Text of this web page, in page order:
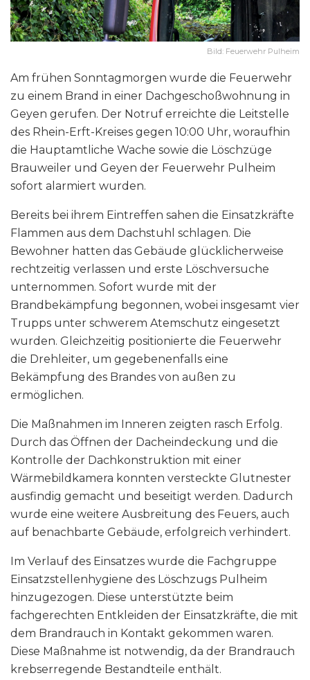
Bild: Feuerwehr Pulheim
Am frühen Sonntagmorgen wurde die Feuerwehr
zu einem Brand in einer Dachgeschoßwohnung in
Geyen gerufen. Der Notruf erreichte die Leitstelle
des Rhein-Erft-Kreises gegen 10:00 Uhr, woraufhin
die Hauptamtliche Wache sowie die Löschzüge
Brauweiler und Geyen der Feuerwehr Pulheim
sofort alarmiert wurden.
Bereits bei ihrem Eintreffen sahen die Einsatzkräfte
Flammen aus dem Dachstuhl schlagen. Die
Bewohner hatten das Gebäude glücklicherweise
rechtzeitig verlassen und erste Löschversuche
unternommen. Sofort wurde mit der
Brandbekämpfung begonnen, wobei insgesamt vier
Trupps unter schwerem Atemschutz eingesetzt
wurden. Gleichzeitig positionierte die Feuerwehr
die Drehleiter, um gegebenenfalls eine
Bekämpfung des Brandes von außen zu
ermöglichen.
Die Maßnahmen im Inneren zeigten rasch Erfolg.
Durch das Öffnen der Dacheindeckung und die
Kontrolle der Dachkonstruktion mit einer
Wärmebildkamera konnten versteckte Glutnester
ausfindig gemacht und beseitigt werden. Dadurch
wurde eine weitere Ausbreitung des Feuers, auch
auf benachbarte Gebäude, erfolgreich verhindert.
Im Verlauf des Einsatzes wurde die Fachgruppe
Einsatzstellenhygiene des Löschzugs Pulheim
hinzugezogen. Diese unterstützte beim
fachgerechten Entkleiden der Einsatzkräfte, die mit
dem Brandrauch in Kontakt gekommen waren.
Diese Maßnahme ist notwendig, da der Brandrauch
krebserregende Bestandteile enthält.